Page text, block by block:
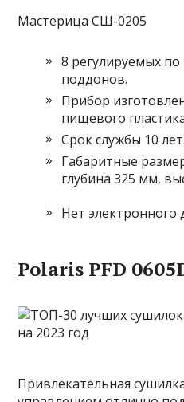
Мастерица СШ-0205
8 регулируемых
поддонов.
Прибор
пищевого
Срок службы 10 лет.
Габаритные
глубина 325 мм,
Нет электронного
Polaris PFD
Привлекательная